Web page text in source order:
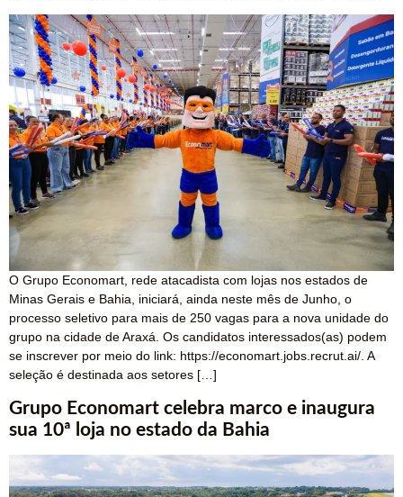
O Grupo Economart, rede atacadista com lojas nos estados de
Minas Gerais e Bahia, iniciará, ainda neste mês de Junho, o
processo seletivo para mais de 250 vagas para a nova unidade do
grupo na cidade de Araxá. Os candidatos interessados(as) podem
se inscrever por meio do link: https://economart.jobs.recrut.ai/. A
seleção é destinada aos setores […]
Grupo Economart celebra marco e inaugura
sua 10ª loja no estado da Bahia